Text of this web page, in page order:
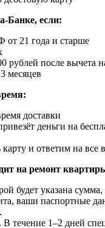
Банке, если:
21 года и старше
рублей после вычета
месяцев
доставки
деньги на
и ответим на все
на ремонт
будет указана
ваши паспортные
В течение 1–2 дней